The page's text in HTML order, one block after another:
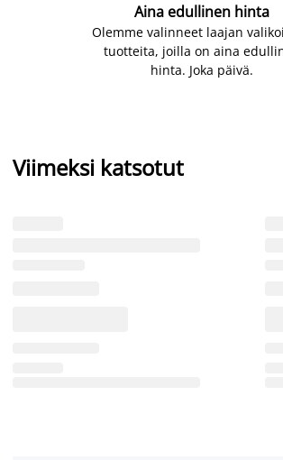
Aina edullinen hinta
Olemme valinneet laajan
tuotteita, joilla on aina
hinta. Joka päivä.
Viimeksi katsotut